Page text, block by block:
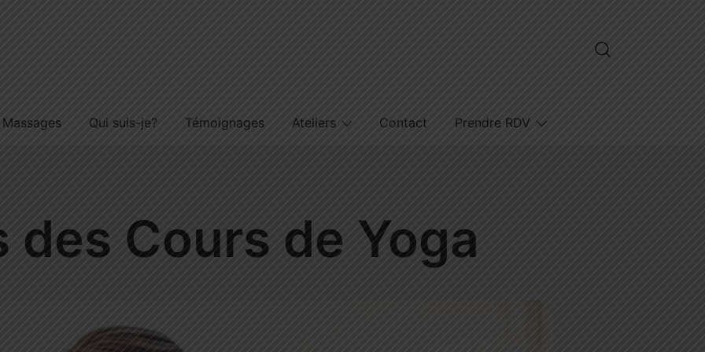
Massages Qui suis-je? Témoignages Ateliers Contact Prendre RDV
des Cours de Yoga